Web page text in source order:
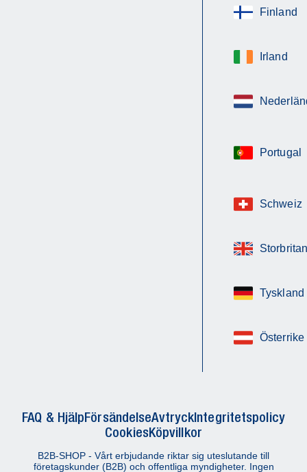
Finland
Irland
Portugal
Schweiz
Tyskland
Österrike
FAQ & HjälpFörsändelseAvtryckIntegritetspolicy
CookiesKöpvillkor
B2B-SHOP - Vårt erbjudande riktar sig uteslutande till
företagskunder (B2B) och offentliga myndigheter. Ingen